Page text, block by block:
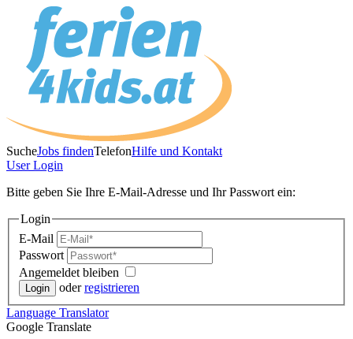
SucheJobs findenTelefonHilfe und Kontakt
UserLogin
Bitte geben Sie Ihre E-Mail-Adresse und Ihr Passwort ein:
Login
E-Mail
Passwort
Angemeldet bleiben
oderregistrieren
Language Translator
Google Translate